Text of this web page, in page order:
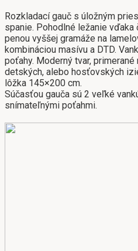
Rozkladací gauč s úložným
spanie. Pohodlné ležanie vďaka
penou vyššej gramáže na
kombináciou masívu a DTD.
poťahy. Moderný tvar,
detských, alebo hosťovských
lôžka 145×200 cm.
Súčasťou gauča sú 2 veľké
snímateľnými poťahmi.